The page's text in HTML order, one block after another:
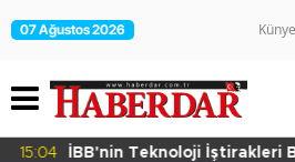
07 Ağustos 2026 Künye
15:04 İBB'nin Teknoloji İştirakleri